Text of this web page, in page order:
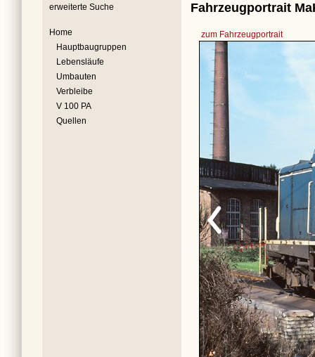
erweiterte Suche
Home
Hauptbaugruppen
Lebensläufe
Umbauten
Verbleibe
V 100 PA
Quellen
Fahrzeugportrait
zum Fahrzeugportrait